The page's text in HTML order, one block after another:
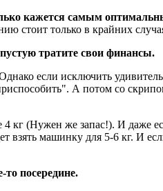
кажется самым
стоит только в крайних
тратите свои финансы.
если исключить
А потом со
кг (Нужен же запас!). И даже
машинку для 5-6 кг. И
то посередине.